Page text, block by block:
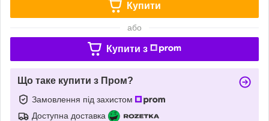
Купити
або
Купити з
Що таке купити з Пром?
Замовлення під захистом
Доступна доставка